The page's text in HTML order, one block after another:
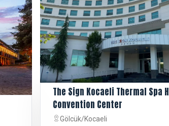
The Sign Kocaeli Thermal Spa
Convention Center
Gölcük/Kocaeli